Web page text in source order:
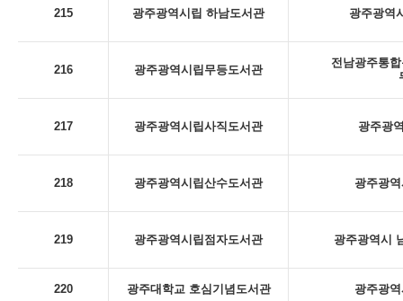
215 광주광역시립 하남도서관 광주광역
216 광주광역시립무등도서관
전남광주통
217 광주광역시립사직도서관 광주광
218 광주광역시립산수도서관 광주광
219 광주광역시립점자도서관 광주광역시
220 광주대학교 호심기념도서관 광주광